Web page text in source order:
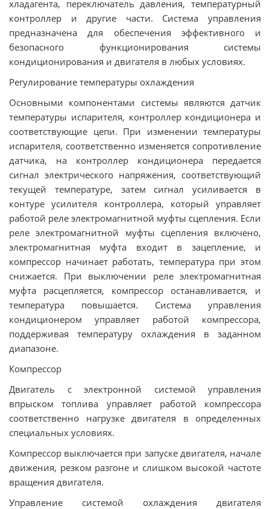
хладагента, переключатель давления, температурный
контроллер и другие части. Система управления
предназначена для обеспечения эффективного и
безопасного функционирования системы
кондиционирования и двигателя в любых условиях.
Регулирование температуры охлаждения
Основными компонентами системы являются датчик
температуры испарителя, контроллер кондиционера и
соответствующие цепи. При изменении температуры
испарителя, соответственно изменяется сопротивление
датчика, на контроллер кондиционера передается
сигнал электрического напряжения, соответствующий
текущей температуре, затем сигнал усиливается в
контуре усилителя контроллера, который управляет
работой реле электромагнитной муфты сцепления. Если
реле электромагнитной муфты сцепления включено,
электромагнитная муфта входит в зацепление, и
компрессор начинает работать, температура при этом
снижается. При выключении реле электромагнитная
муфта расцепляется, компрессор останавливается, и
температура повышается. Система управления
кондиционером управляет работой компрессора,
поддерживая температуру охлаждения в заданном
диапазоне.
Компрессор
Двигатель с электронной системой управления
впрыском топлива управляет работой компрессора
соответственно нагрузке двигателя в определенных
специальных условиях.
Компрессор выключается при запуске двигателя, начале
движения, резком разгоне и слишком высокой частоте
вращения двигателя.
Управление системой охлаждения двигателя